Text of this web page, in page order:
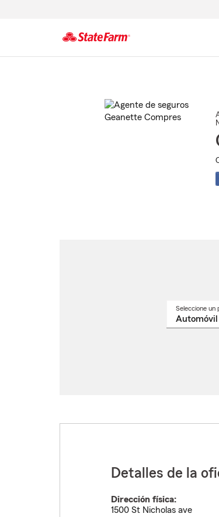
Seleccione un
Detalles de la
Dirección física:
1500 St Nicholas ave